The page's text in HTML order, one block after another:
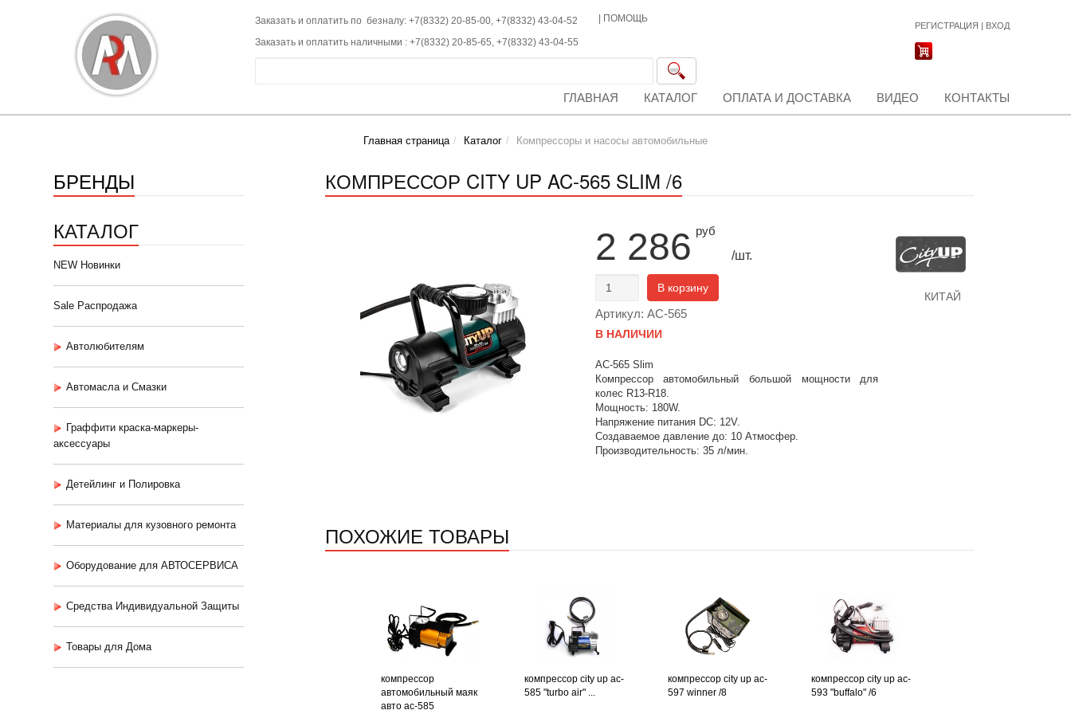
Заказать и оплатить по безналу: +7(8332) 20-85-00, +7(8332) 43-04-52
Заказать и оплатить наличными : +7(8332) 20-85-65, +7(8332) 43-04-55
ПОМОЩЬ
РЕГИСТРАЦИЯ | ВХОД
ГЛАВНАЯ КАТАЛОГ ОПЛАТА И ДОСТАВКА ВИДЕО КОНТАКТЫ
Главная страница Каталог Компрессоры и насосы автомобильные
БРЕНДЫ
КАТАЛОГ
NEW Новинки
Sale Распродажа
Автолюбителям
Автомасла и Смазки
Граффити краска-маркеры-
аксессуары
Детейлинг и Полировка
Материалы для кузовного ремонта
Оборудование для АВТОСЕРВИСА
Средства Индивидуальной Защиты
Товары для Дома
КОМПРЕССОР CITY UP AC-565 SLIM /6
2 286 руб
/шт.
В корзину
Артикул: AC-565
В НАЛИЧИИ
AС-565 Slim
Компрессор автомобильный большой мощности для
колес R13-R18.
Мощность: 180W.
Напряжение питания DC: 12V.
Создаваемое давление до: 10 Атмосфер.
Производительность: 35 л/мин.
КИТАЙ
ПОХОЖИЕ ТОВАРЫ
компрессор
автомобильный маяк
авто ас-585
компрессор city up ac-
585 "turbo air" ...
компрессор city up ac-
597 winner /8
компрессор city up ac-
593 "buffalo" /6